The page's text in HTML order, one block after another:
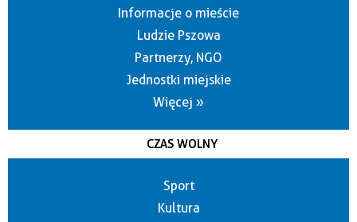
Informacje o mieście
Ludzie Pszowa
Partnerzy, NGO
Jednostki miejskie
Więcej »
CZAS WOLNY
Sport
Kultura